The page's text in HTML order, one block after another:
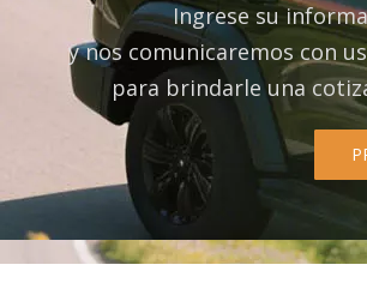
Ingrese su
y nos comunicaremos con
para brindarle una